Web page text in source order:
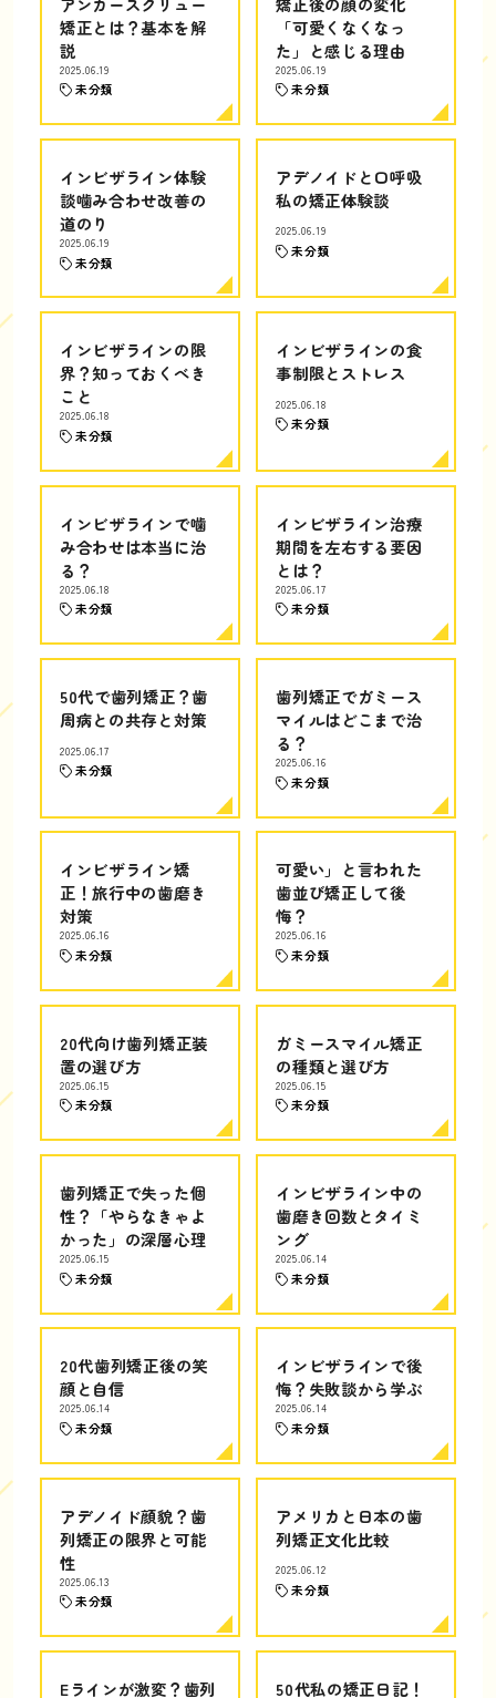
矯正とは？基本を解
説
2025.06.19
未分類
「可愛くなくなっ
た」と感じる理由
2025.06.19
未分類
インビザライン体験
談噛み合わせ改善の
道のり
2025.06.19
未分類
アデノイドと口呼吸
私の矯正体験談
2025.06.19
未分類
インビザラインの限
界？知っておくべき
こと
2025.06.18
未分類
インビザラインの食
事制限とストレス
2025.06.18
未分類
インビザラインで噛
み合わせは本当に治
る？
2025.06.18
未分類
インビザライン治療
期間を左右する要因
とは？
2025.06.17
未分類
50代で歯列矯正？歯
周病との共存と対策
2025.06.17
未分類
歯列矯正でガミース
マイルはどこまで治
る？
2025.06.16
未分類
インビザライン矯
正！旅行中の歯磨き
対策
2025.06.16
未分類
可愛い」と言われた
歯並び矯正して後
悔？
2025.06.16
未分類
20代向け歯列矯正装
置の選び方
2025.06.15
未分類
ガミースマイル矯正
の種類と選び方
2025.06.15
未分類
歯列矯正で失った個
性？「やらなきゃよ
かった」の深層心理
2025.06.15
未分類
インビザライン中の
歯磨き回数とタイミ
ング
2025.06.14
未分類
20代歯列矯正後の笑
顔と自信
2025.06.14
未分類
インビザラインで後
悔？失敗談から学ぶ
2025.06.14
未分類
アデノイド顔貌？歯
列矯正の限界と可能
性
2025.06.13
未分類
アメリカと日本の歯
列矯正文化比較
2025.06.12
未分類
Eラインが激変？歯列
50代私の矯正日記！